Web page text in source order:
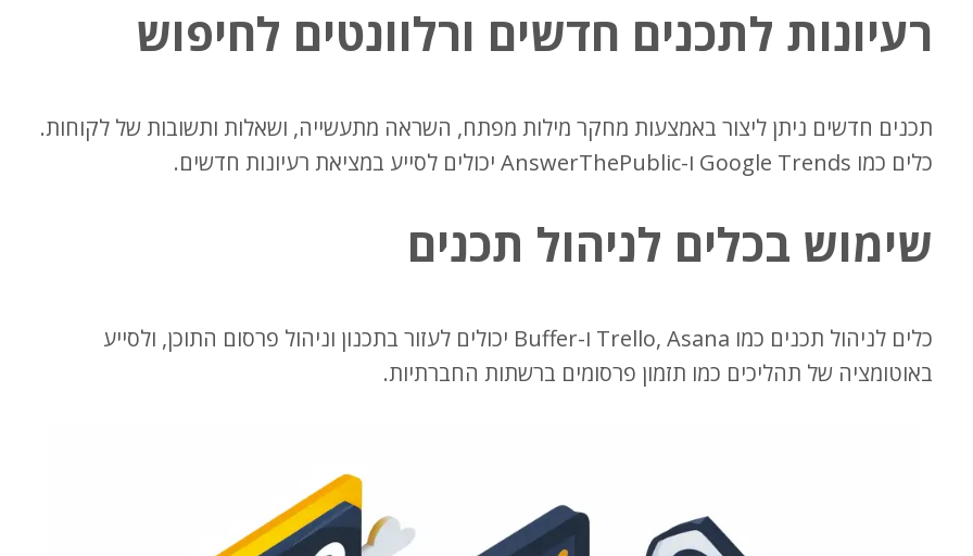
רעיונות לתכנים חדשים ורלוונטים לחיפוש
תכנים חדשים ניתן ליצור באמצעות מחקר מילות מפתח, השראה מתעשייה, ושאלות ותשובות של לקוחות.
כלים כמו Google Trends ו-AnswerThePublic יכולים לסייע במציאת רעיונות חדשים.
שימוש בכלים לניהול תכנים
כלים לניהול תכנים כמו Trello, Asana ו-Buffer יכולים לעזור בתכנון וניהול פרסום התוכן, ולסייע
באוטומציה של תהליכים כמו תזמון פרסומים ברשתות החברתיות.